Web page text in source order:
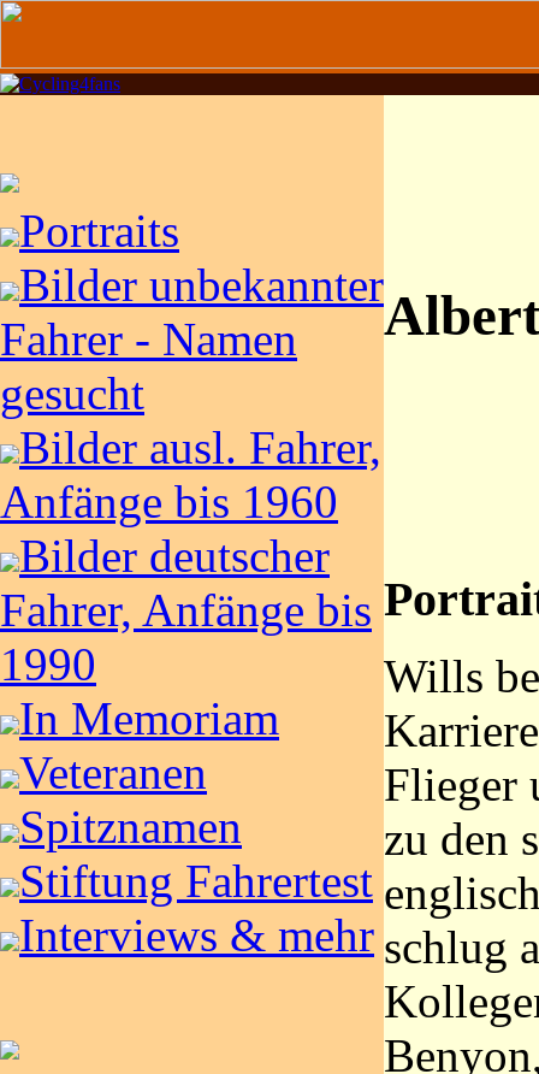
Portraits
Bilder unbekannter
Fahrer - Namen
gesucht
Bilder ausl. Fahrer,
Anfänge bis 1960
Bilder deutscher
Fahrer, Anfänge bis
1990
In Memoriam
Veteranen
Spitznamen
Stiftung Fahrertest
Interviews & mehr
Wills
Flieger
zu den
schlug